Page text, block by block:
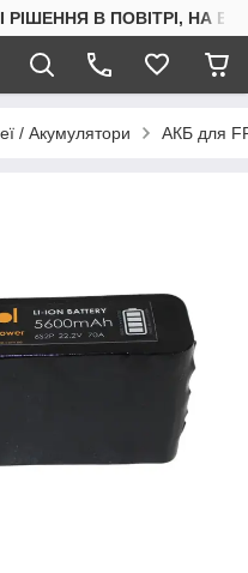
В ПОВІТРІ, НА
/ Акумулятори АКБ для